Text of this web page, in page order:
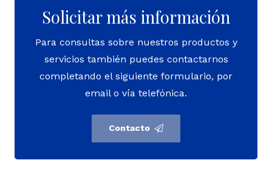
Solicitar más información
Para consultas sobre nuestros productos y
servicios también puedes contactarnos
completando el siguiente formulario, por
email o vía telefónica.
Contacto